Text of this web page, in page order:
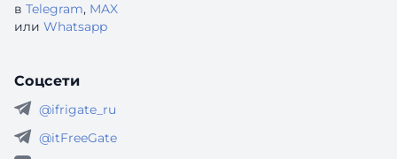
в Telegram, MAX
или Whatsapp
Соцсети
@ifrigate_ru
@itFreeGate